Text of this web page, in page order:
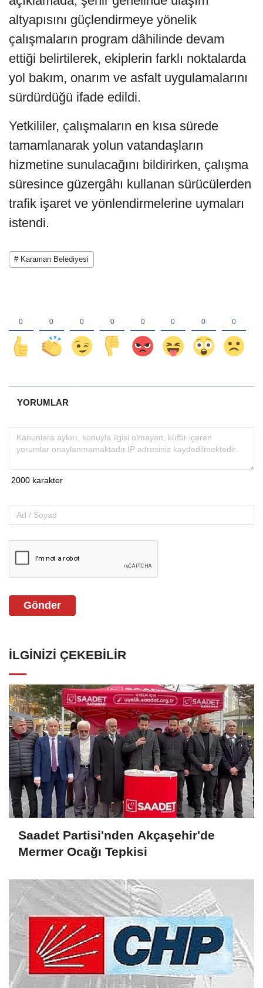
altyapısını güçlendirmeye yönelik
çalışmaların program dâhilinde devam
ettiği belirtilerek, ekiplerin farklı noktalarda
yol bakım, onarım ve asfalt uygulamalarını
sürdürdüğü ifade edildi.
Yetkililer, çalışmaların en kısa sürede
tamamlanarak yolun vatandaşların
hizmetine sunulacağını bildirirken, çalışma
süresince güzergâhı kullanan sürücülerden
trafik işaret ve yönlendirmelerine uymaları
istendi.
# Karaman Belediyesi
YORUMLAR
Gönder
İLGINIZI ÇEKEBILIR
Saadet Partisi'nden Akçaşehir'de
Mermer Ocağı Tepkisi